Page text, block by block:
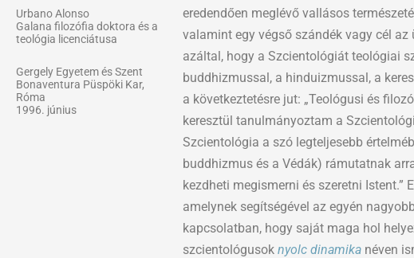
Urbano Alonso
Galana filozófia doktora és a
teológia licenciátusa
Gergely Egyetem és Szent
Bonaventura Püspöki Kar,
Róma
1996. június
eredendően meglévő vallásos
valamint egy végső szándék vagy cél az
azáltal, hogy a Szcientológiát teológiai
buddhizmussal, a hinduizmussal, a
a következtetésre jut: „Teológusi és
keresztül tanulmányoztam a
Szcientológia a szó legteljesebb
buddhizmus és a Védák) rámutatnak
kezdheti megismerni és szeretni Istent.”
amelynek segítségével az egyén
kapcsolatban, hogy saját maga hol
szcientológusok nyolc dinamikanéven